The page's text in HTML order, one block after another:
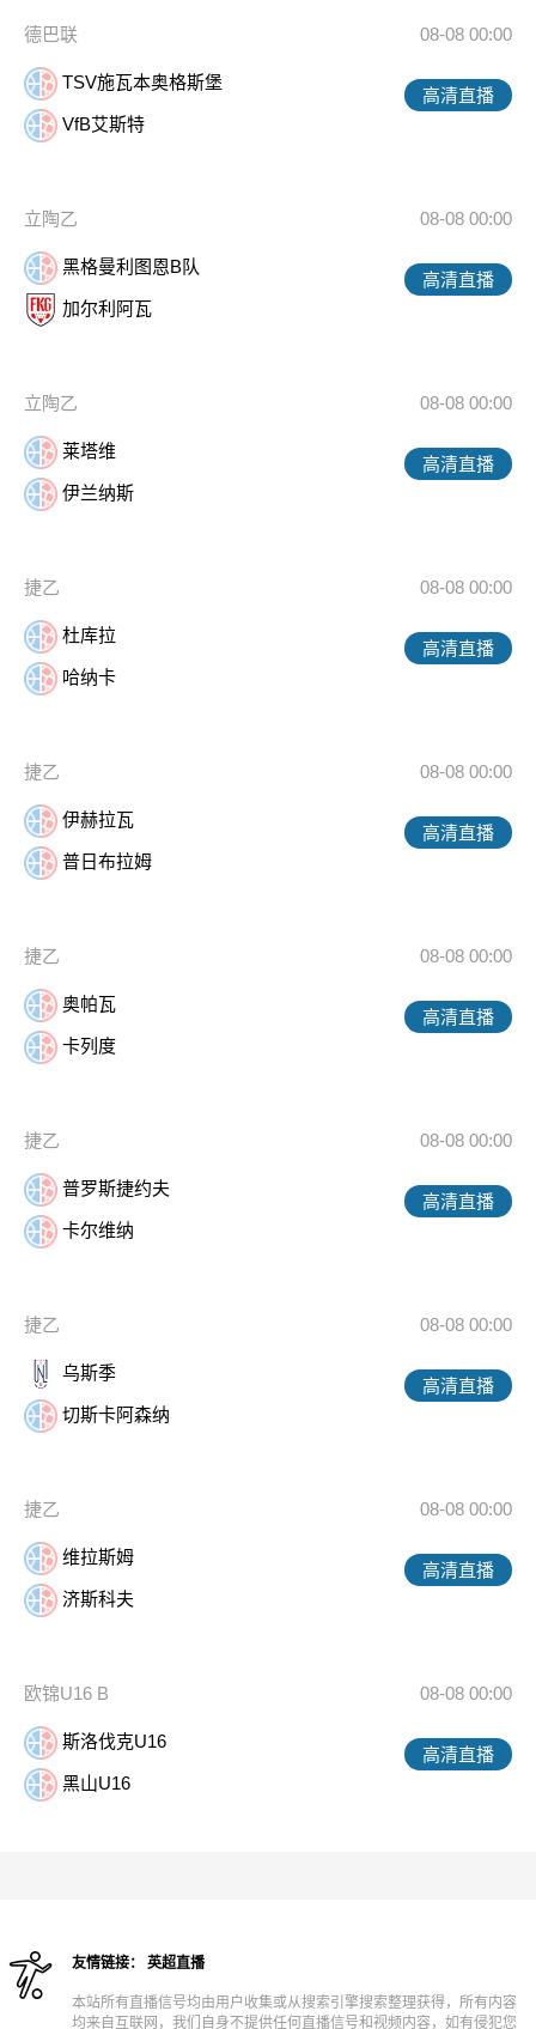
德巴联 08-08 00:00
TSV施瓦本奥格斯堡
VfB艾斯特
高清直播
立陶乙 08-08 00:00
黑格曼利图恩B队
加尔利阿瓦
高清直播
立陶乙 08-08 00:00
莱塔维
伊兰纳斯
高清直播
捷乙 08-08 00:00
杜库拉
哈纳卡
高清直播
捷乙 08-08 00:00
伊赫拉瓦
普日布拉姆
高清直播
捷乙 08-08 00:00
奥帕瓦
卡列度
高清直播
捷乙 08-08 00:00
普罗斯捷约夫
卡尔维纳
高清直播
捷乙 08-08 00:00
乌斯季
切斯卡阿森纳
高清直播
捷乙 08-08 00:00
维拉斯姆
济斯科夫
高清直播
欧锦U16 B 08-08 00:00
斯洛伐克U16
黑山U16
高清直播
友情链接： 英超直播
本站所有直播信号均由用户收集或从搜索引擎搜索整理获得，所有内容
均来自互联网，我们自身不提供任何直播信号和视频内容，如有侵犯您